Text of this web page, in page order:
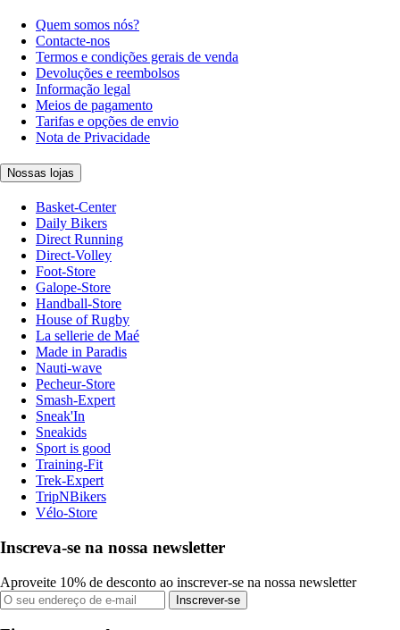
Quem somos nós?
Contacte-nos
Termos e condições gerais de venda
Devoluções e reembolsos
Informação legal
Meios de pagamento
Tarifas e opções de envio
Nota de Privacidade
Nossas lojas
Basket-Center
Daily Bikers
Direct Running
Direct-Volley
Foot-Store
Galope-Store
Handball-Store
House of Rugby
La sellerie de Maé
Made in Paradis
Nauti-wave
Pecheur-Store
Smash-Expert
Sneak'In
Sneakids
Sport is good
Training-Fit
Trek-Expert
TripNBikers
Vélo-Store
Inscreva-se na nossa newsletter
Aproveite 10% de desconto ao inscrever-se na nossa newsletter
Inscrever-se